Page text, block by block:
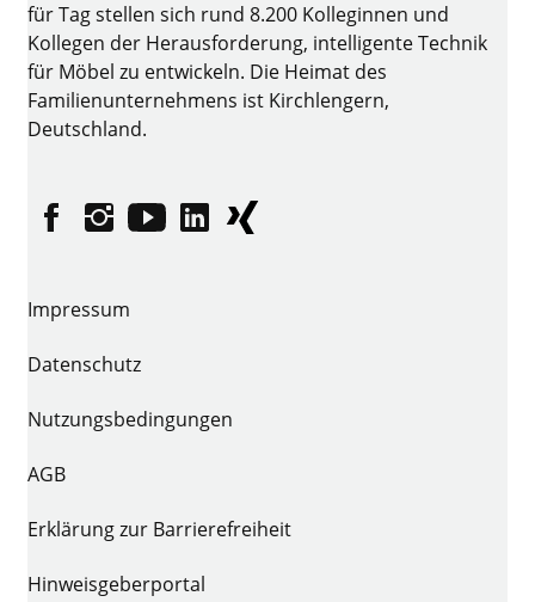
für Tag stellen sich rund 8.200 Kolleginnen und
Kollegen der Herausforderung, intelligente Technik
für Möbel zu entwickeln. Die Heimat des
Familienunternehmens ist Kirchlengern,
Deutschland.
FacebookInstagram
YouTubelinkedinXING
Impressum
Datenschutz
Nutzungsbedingungen
AGB
Erklärung zur Barrierefreiheit
Hinweisgeberportal